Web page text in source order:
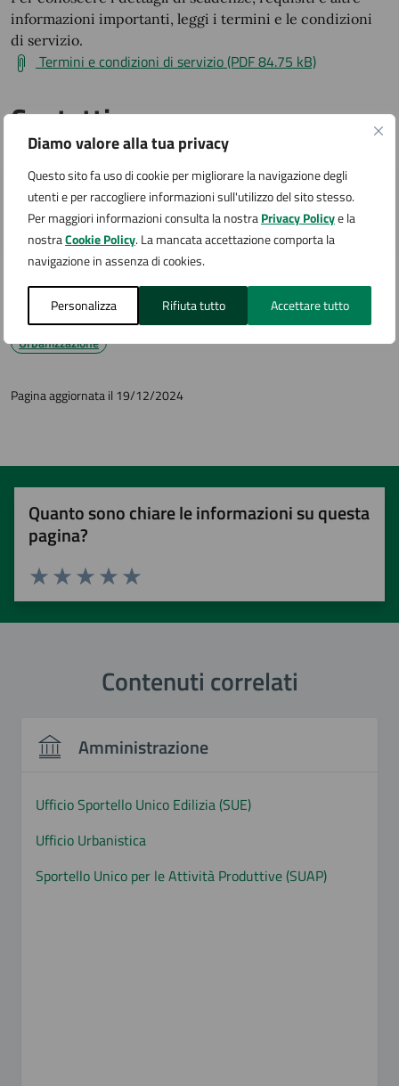
Diamo valore alla tua privacy
Questo sito fa uso di cookie per migliorare la navigazione degli
utenti e per raccogliere informazioni sull'utilizzo del sito stesso.
Per maggiori informazioni consulta la nostraPrivacy Policye la
nostraCookie Policy. La mancata accettazione comporta la
navigazione in assenza di cookies.
Personalizza Rifiuta tutto Accettare tutto
informazioni importanti, leggi i termini e le condizioni
di servizio.
Termini e condizioni di servizio (PDF 84.75 kB)
Contatti
Ufficio Sportello Unico Edilizia (SUE)
Via San Carlo 2, Arona (NO)
Argomenti:
Urbanizzazione
Pagina aggiornata il 19/12/2024
Quanto sono chiare le informazioni su questa
pagina?
Valuta 5 stelle su 5
Valuta 4 stelle su 5
Valuta 3 stelle su 5
Valuta 2 stelle su 5
Valuta 1 stelle su 5
Contenuti correlati
Amministrazione
Ufficio Sportello Unico Edilizia (SUE)
Ufficio Urbanistica
Sportello Unico per le Attività Produttive (SUAP)